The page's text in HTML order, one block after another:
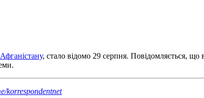
, стало відомо 29 серпня. Повідомляється, що
korrespondentnet